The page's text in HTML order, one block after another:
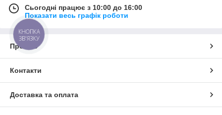
Сьогодні працює з 10:00 до 16:00
Показати весь графік роботи
Про нас
Контакти
Доставка та оплата
КНОПКА
ЗВ'ЯЗКУ